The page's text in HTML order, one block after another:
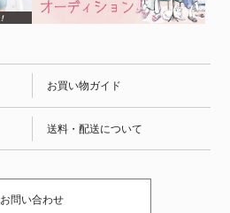
お買い物ガイド
送料・配送について
お問い合わせ